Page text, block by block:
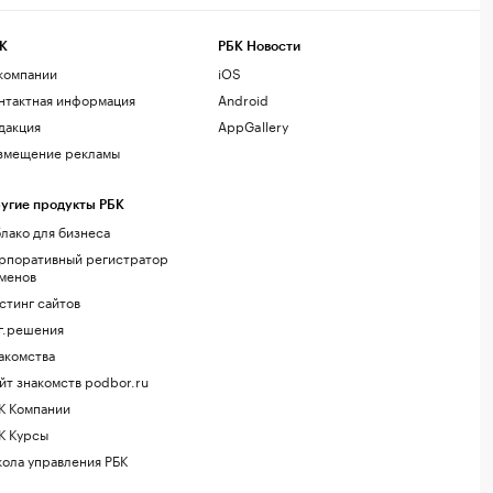
информация
рекламы
продукты РБК
для бизнеса
регистратор
сайтов
знакомств podbor.ru
Компании
Курсы
управления РБК
РБК Новости
iOS
Android
AppGallery